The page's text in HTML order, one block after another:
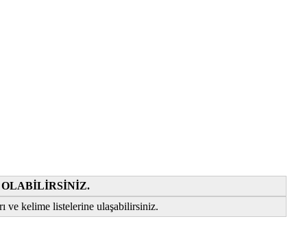
ve kelime listelerine ulaşabilirsiniz.